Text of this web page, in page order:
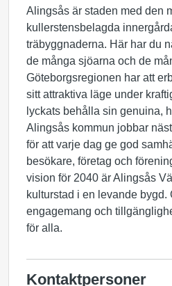
Alingsås är staden med den
kullerstensbelagda
träbyggnaderna. Här har du
de många sjöarna och de
Göteborgsregionen har att
sitt attraktiva läge under
lyckats behålla sin genuina,
Alingsås kommun jobbar
för att varje dag ge god
besökare, företag och
vision för 2040 är Alingsås
kulturstad i en levande bygd.
engagemang och
för alla.
Kontaktpersoner